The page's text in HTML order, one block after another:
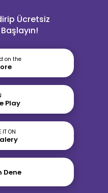
Ücretsiz
on the
Play
IT ON
Dene